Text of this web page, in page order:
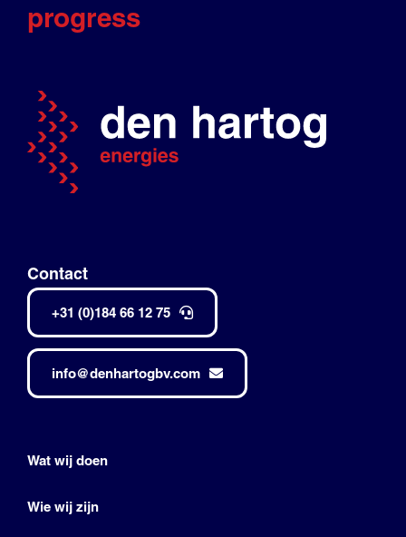
progress
Contact
+31 (0)184 66 12 75
info@denhartogbv.com
Wat wij doen
Wie wij zijn